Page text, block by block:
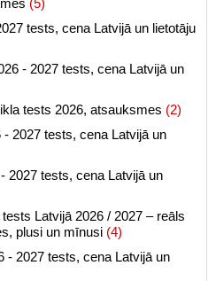
tests, cena Latvijā un lietotāju
- 2027 tests, cena Latvijā un
tests 2026, atsauksmes (2)
2027 tests, cena Latvijā un
2027 tests, cena Latvijā un
Latvijā 2026 / 2027 – reāls
plusi un mīnusi (4)
- 2027 tests, cena Latvijā un